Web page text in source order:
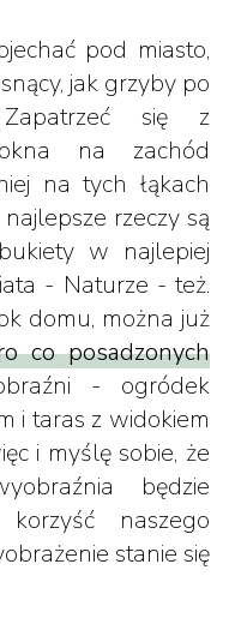
pod miasto,
jak grzyby po
się z
okna na zachód
na tych łąkach
rzeczy są
w najlepiej
- Naturze - też.
domu, można już
co posadzonych
- ogródek
i taras z widokiem
i myślę sobie, że
będzie
naszego
stanie się